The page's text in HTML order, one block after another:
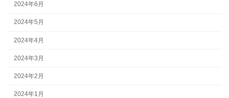
2024年6月
2024年5月
2024年4月
2024年3月
2024年2月
2024年1月